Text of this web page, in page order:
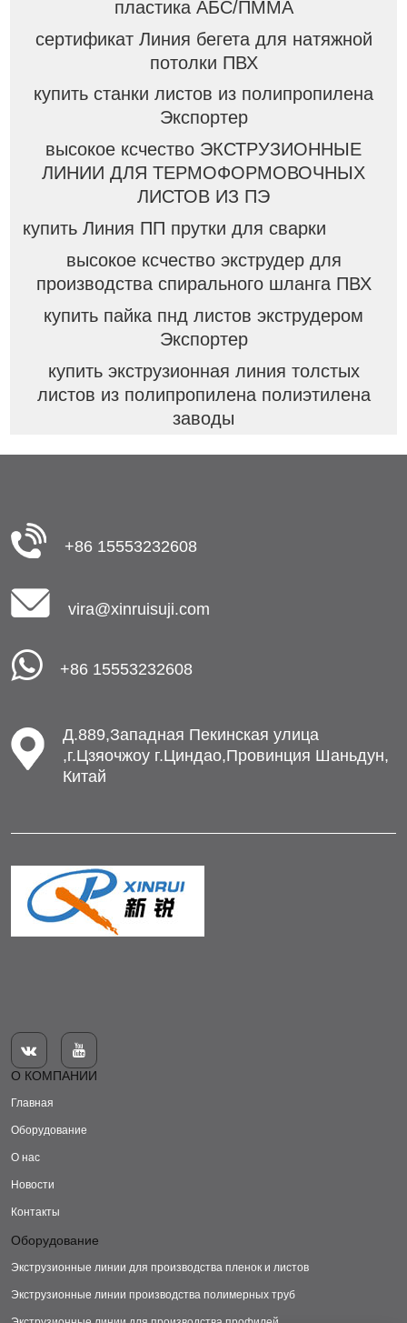
пластика АБС/ПММА
сертификат Линия бегета для натяжной
потолки ПВХ
купить станки листов из полипропилена
Экспортер
высокое ксчество ЭКСТРУЗИОННЫЕ
ЛИНИИ ДЛЯ ТЕРМОФОРМОВОЧНЫХ
ЛИСТОВ ИЗ ПЭ
купить Линия ПП прутки для сварки
высокое ксчество экструдер для
производства спирального шланга ПВХ
купить пайка пнд листов экструдером
Экспортер
купить экструзионная линия толстых
листов из полипропилена полиэтилена
заводы
+86 15553232608
vira@xinruisuji.com
+86 15553232608
Д.889,Западная Пекинская улица
,г.Цзяочжоу г.Циндао,Провинция Шаньдун,
Китай


О КОМПАНИИ
Главная
Оборудование
О нас
Новости
Контакты
Оборудование
Экструзионные линии для производства пленок и листов
Экструзионные линии производства полимерных труб